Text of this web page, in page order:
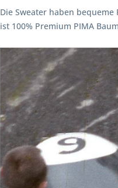
Die Sweater haben bequeme
ist 100% Premium PIMA